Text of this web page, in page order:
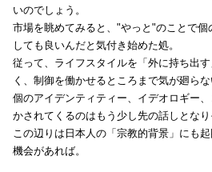
いのでしょう。
市場を眺めてみると、"やっと"のことで
しても良いんだと気付き始めた処。
従って、ライフスタイルを「外に持ち出
く、制御を働かせるところまで気が廻ら
個のアイデンティティー、イデオロギー
かされてくるのはもう少し先の話しとなり
この辺りは日本人の「宗教的背景」にも
機会があれば。